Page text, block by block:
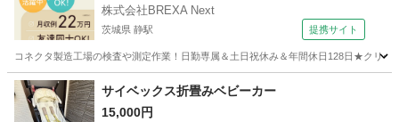
株式会社BREXA Next
茨城県 静駅 提携サイト
コネクタ製造工場の検査や測定作業！日勤専属＆土日祝休み＆年間休日128日★クリ
茨城 常陸大宮市 静駅 その他
サイベックス折畳みベビーカー
15,000円